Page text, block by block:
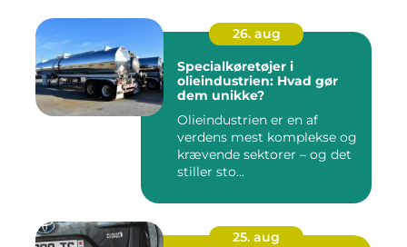
26. aug
Specialkøretøjer i
olieindustrien: Hvad gør
dem unikke?
Olieindustrien er en af
verdens mest komplekse og
krævende sektorer – og det
stiller sto...
25. aug